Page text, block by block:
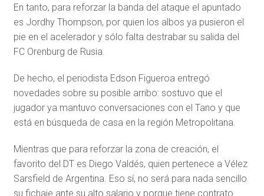
En tanto, para reforzar la banda del ataque el apuntado
es Jordhy Thompson, por quien los albos ya pusieron el
pie en el acelerador y sólo falta destrabar su salida del
FC Orenburg de Rusia.
De hecho, el periodista Edson Figueroa entregó
novedades sobre su posible arribo: sostuvo que el
jugador ya mantuvo conversaciones con el Tano y que
está en búsqueda de casa en la región Metropolitana.
Mientras que para reforzar la zona de creación, el
favorito del DT es Diego Valdés, quien pertenece a Vélez
Sarsfield de Argentina. Eso sí, no será para nada sencillo
su fichaje ante su alto salario y porque tiene contrato